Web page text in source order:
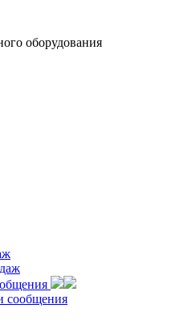
оборудования
сообщения